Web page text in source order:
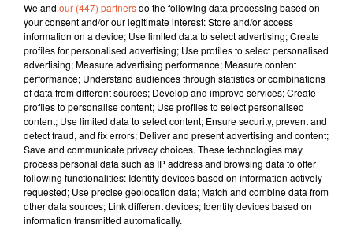
3 août 2026
Sécheresse et foin de Crau : le retour de la
demande redonne de...
3 août 2026
Arles : la coupe mulet a fait sensation lors d'une
étape...
We and our (447) partnersdo the following data processing based on
your consent and/or our legitimate interest: Store and/or access
information on a device; Use limited data to select advertising; Create
profiles for personalised advertising; Use profiles to select personalised
advertising; Measure advertising performance; Measure content
performance; Understand audiences through statistics or combinations
of data from different sources; Develop and improve services; Create
profiles to personalise content; Use profiles to select personalised
content; Use limited data to select content; Ensure security, prevent and
detect fraud, and fix errors; Deliver and present advertising and content;
Save and communicate privacy choices. These technologies may
process personal data such as IP address and browsing data to offer
following functionalities: Identify devices based on information actively
requested; Use precise geolocation data; Match and combine data from
other data sources; Link different devices; Identify devices based on
information transmitted automatically.